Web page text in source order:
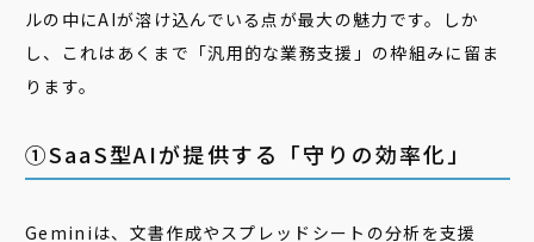
ルの中にAIが溶け込んでいる点が最大の魅力です。しか
し、これはあくまで「汎用的な業務支援」の枠組みに留ま
ります。
①SaaS型AIが提供する「守りの効率化」
Geminiは、文書作成やスプレッドシートの分析を支援